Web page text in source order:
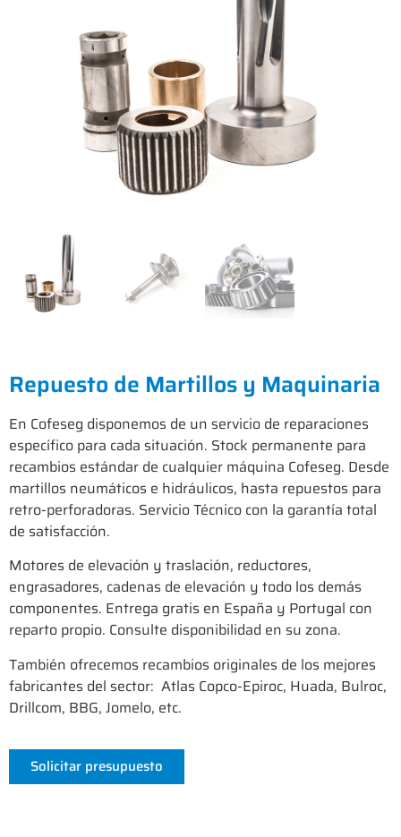
Repuesto de Martillos y Maquinaria
En Cofeseg disponemos de un servicio de reparaciones
específico para cada situación. Stock permanente para
recambios estándar de cualquier máquina Cofeseg. Desde
martillos neumáticos e hidráulicos, hasta repuestos para
retro-perforadoras. Servicio Técnico con la garantía total
de satisfacción.
Motores de elevación y traslación, reductores,
engrasadores, cadenas de elevación y todo los demás
componentes. Entrega gratis en España y Portugal con
reparto propio. Consulte disponibilidad en su zona.
También ofrecemos recambios originales de los mejores
fabricantes del sector: Atlas Copco-Epiroc, Huada, Bulroc,
Drillcom, BBG, Jomelo, etc.
Solicitar presupuesto